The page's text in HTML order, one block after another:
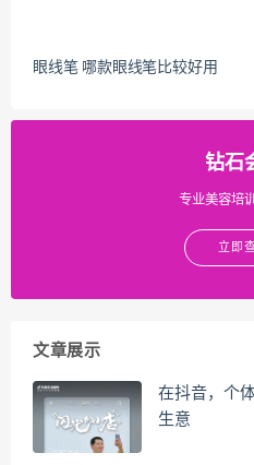
眼线笔 哪款眼线笔比较好用
钻石
专业美容培
立即
文章展示
在抖音，个
生意